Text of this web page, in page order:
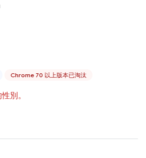
Chrome 70 以上版本已淘汰
別。